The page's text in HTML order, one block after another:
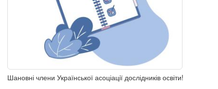
Шановні члени Української асоціації дослідників освіти!